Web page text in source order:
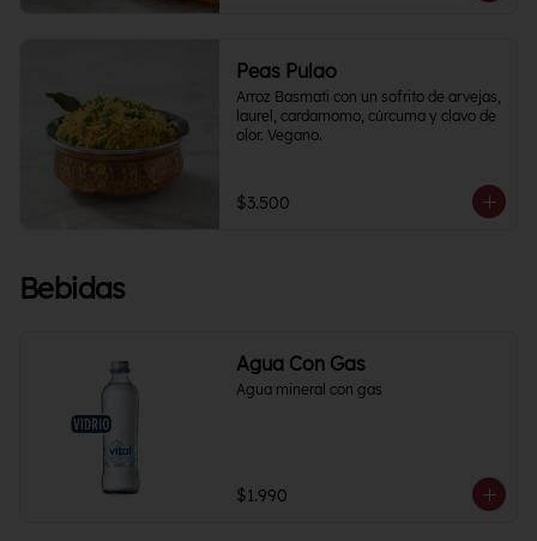
Peas Pulao
Arroz Basmati con un sofrito de arvejas,
laurel, cardamomo, cúrcuma y clavo de
olor. Vegano.
$3.500
Bebidas
Agua Con Gas
Agua mineral con gas
$1.990